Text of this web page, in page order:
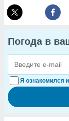
Погода в
Я ознакомился